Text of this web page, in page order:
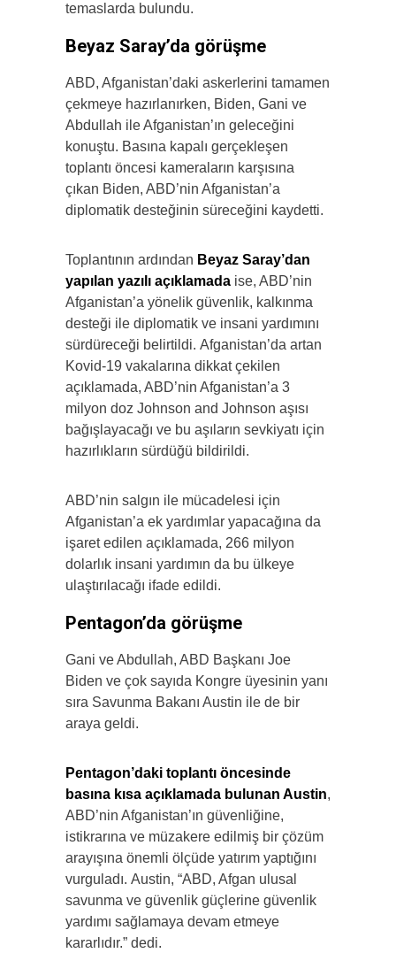
temaslarda bulundu.
Beyaz Saray’da görüşme
ABD, Afganistan’daki askerlerini tamamen
çekmeye hazırlanırken, Biden, Gani ve
Abdullah ile Afganistan’ın geleceğini
konuştu. Basına kapalı gerçekleşen
toplantı öncesi kameraların karşısına
çıkan Biden, ABD’nin Afganistan’a
diplomatik desteğinin süreceğini kaydetti.
Toplantının ardından Beyaz Saray’dan
yapılan yazılı açıklamada ise, ABD’nin
Afganistan’a yönelik güvenlik, kalkınma
desteği ile diplomatik ve insani yardımını
sürdüreceği belirtildi. Afganistan’da artan
Kovid-19 vakalarına dikkat çekilen
açıklamada, ABD’nin Afganistan’a 3
milyon doz Johnson and Johnson aşısı
bağışlayacağı ve bu aşıların sevkiyatı için
hazırlıkların sürdüğü bildirildi.
ABD’nin salgın ile mücadelesi için
Afganistan’a ek yardımlar yapacağına da
işaret edilen açıklamada, 266 milyon
dolarlık insani yardımın da bu ülkeye
ulaştırılacağı ifade edildi.
Pentagon’da görüşme
Gani ve Abdullah, ABD Başkanı Joe
Biden ve çok sayıda Kongre üyesinin yanı
sıra Savunma Bakanı Austin ile de bir
araya geldi.
Pentagon’daki toplantı öncesinde
basına kısa açıklamada bulunan Austin,
ABD’nin Afganistan’ın güvenliğine,
istikrarına ve müzakere edilmiş bir çözüm
arayışına önemli ölçüde yatırım yaptığını
vurguladı. Austin, “ABD, Afgan ulusal
savunma ve güvenlik güçlerine güvenlik
yardımı sağlamaya devam etmeye
kararlıdır.” dedi.